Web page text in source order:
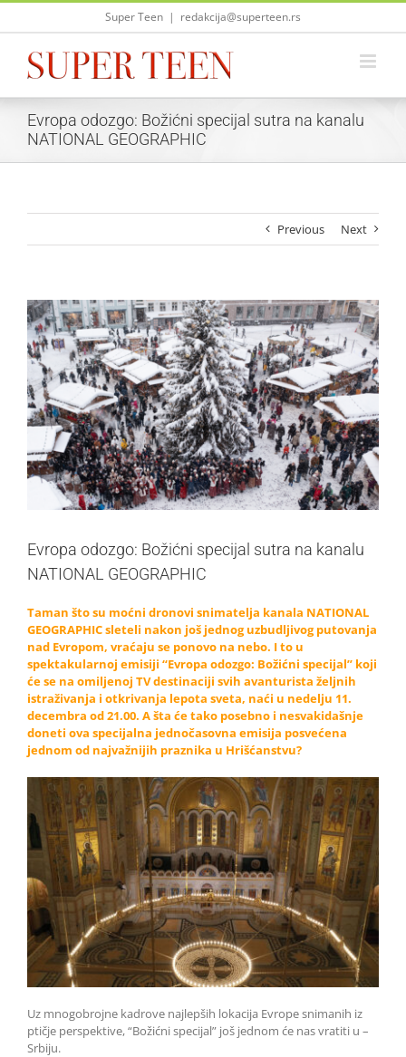
Skip
Super Teen | redakcija@superteen.rs
Evropa odozgo: Božićni specijal sutra na kanalu
NATIONAL GEOGRAPHIC
Previous Next
View
Larger
Image
Evropa odozgo: Božićni specijal sutra na kanalu
NATIONAL GEOGRAPHIC
Taman što su moćni dronovi snimatelja kanala NATIONAL
GEOGRAPHIC sleteli nakon još jednog uzbudljivog putovanja
nad Evropom, vraćaju se ponovo na nebo. I to u
spektakularnoj emisiji “Evropa odozgo: Božićni specijal” koji
će se na omiljenoj TV destinaciji svih avanturista željnih
istraživanja i otkrivanja lepota sveta, naći u nedelju 11.
decembra od 21.00. A šta će tako posebno i nesvakidašnje
doneti ova specijalna jednočasovna emisija posvećena
jednom od najvažnijih praznika u Hrišćanstvu?
Uz mnogobrojne kadrove najlepših lokacija Evrope snimanih iz
ptičje perspektive, “Božićni specijal” još jednom će nas vratiti u –
Srbiju.